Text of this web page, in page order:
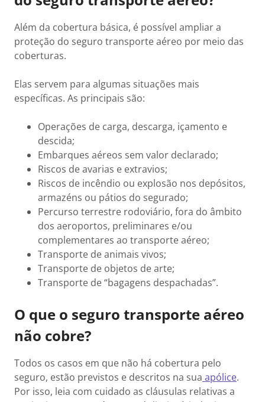
Além da cobertura básica, é possível ampliar a
proteção do seguro transporte aéreo por meio das
coberturas.
Elas servem para algumas situações mais
específicas. As principais são:
Operações de carga, descarga, içamento e
descida;
Embarques aéreos sem valor declarado;
Riscos de avarias e extravios;
Riscos de incêndio ou explosão nos depósitos,
armazéns ou pátios do segurado;
Percurso terrestre rodoviário, fora do âmbito
dos aeroportos, preliminares e/ou
complementares ao transporte aéreo;
Transporte de animais vivos;
Transporte de objetos de arte;
Transporte de “bagagens despachadas”.
O que o seguro transporte aéreo
não cobre?
Todos os casos em que não há cobertura pelo
seguro, estão previstos e descritos na sua apólice.
Por isso, leia com cuidado as cláusulas relativas a